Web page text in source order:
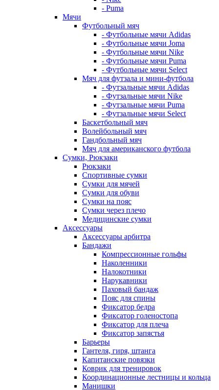
- Puma
Мячи
Футбольный мяч
- Футбольные мячи Adidas
- Футбольные мячи Joma
- Футбольные мячи Nike
- Футбольные мячи Puma
- Футбольные мячи Select
Мяч для футзала и мини-футбола
- Футзальные мячи Adidas
- Футзальные мячи Nike
- Футзальные мячи Puma
- Футзальные мячи Select
Баскетбольный мяч
Волейбольный мяч
Гандбольный мяч
Мяч для американского футбола
Сумки, Рюкзаки
Рюкзаки
Спортивные сумки
Сумки для мячей
Сумки для обуви
Сумки на пояс
Сумки через плечо
Медицинские сумки
Аксессуары
Аксессуары арбитра
Бандажи
Компрессионные гольфы
Наколенники
Налокотники
Нарукавники
Паховый бандаж
Пояс для спины
Фиксатор бедра
Фиксатор голеностопа
Фиксатор для плеча
Фиксатор запястья
Барьеры
Гантеля, гиря, штанга
Капитанские повязки
Коврик для тренировок
Координационные лестницы и кольца
Манишки